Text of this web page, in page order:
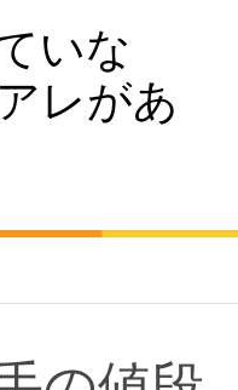
いな
レがあ